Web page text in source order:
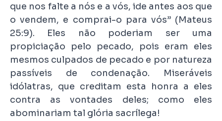
que nos falte a nós e a vós, ide antes aos que
o vendem, e comprai-o para vós” (Mateus
25:9). Eles não poderiam ser uma
propiciação pelo pecado, pois eram eles
mesmos culpados de pecado e por natureza
passíveis de condenação. Miseráveis
idólatras, que creditam esta honra a eles
contra as vontades deles; como eles
abominariam tal glória sacrílega!